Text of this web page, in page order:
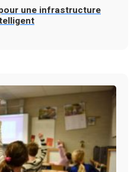
une infrastructure